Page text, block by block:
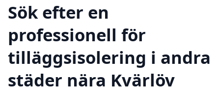
Sök efter en
professionell för
tilläggsisolering i andra
städer nära Kvärlöv